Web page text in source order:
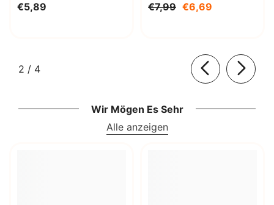
STANLAB
€5,89
€7,99 €6,69
2 / von
4
Wir Mögen Es Sehr
Alle anzeigen